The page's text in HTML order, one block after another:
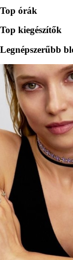
Top órák
Top kiegészítők
Legnépszerűbb